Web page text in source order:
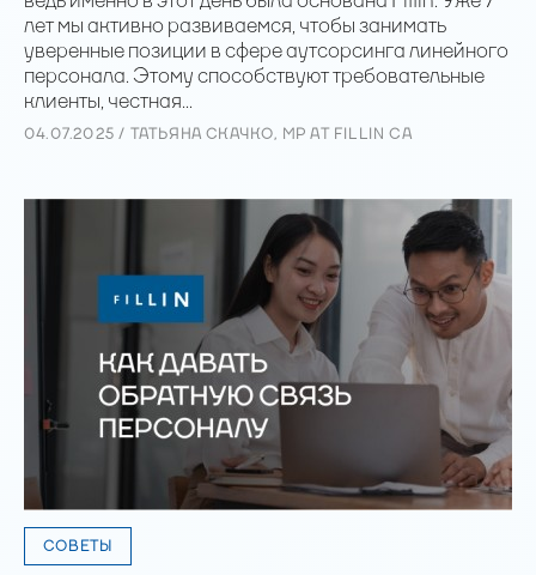
лет мы активно развиваемся, чтобы занимать
уверенные позиции в сфере аутсорсинга линейного
персонала. Этому способствуют требовательные
клиенты, честная...
04.07.2025 / ТАТЬЯНА СКАЧКО, MP AT FILLIN CA
СОВЕТЫ